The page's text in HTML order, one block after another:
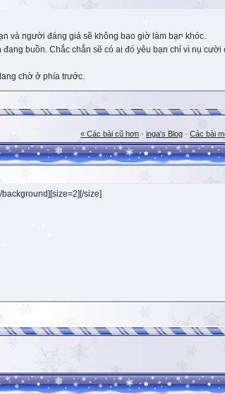
và người đáng giá sẽ không bao giờ làm bạn khóc.
buồn. Chắc chắn sẽ có ai đó yêu bạn chỉ vì nụ
chờ ở phía trước.
« Các bài cũ hơn · inga's Blog · Các bài
size]